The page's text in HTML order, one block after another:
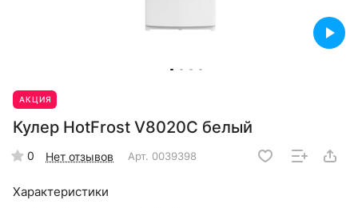
АКЦИЯ
Кулер HotFrost V8020C белый
0 Нет отзывов Арт. 0039398
Характеристики